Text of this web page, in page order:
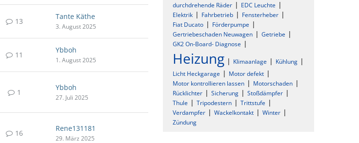
13
Tante Käthe
3. August 2025
11
Ybboh
1. August 2025
1
Ybboh
27. Juli 2025
16
Rene131181
29. März 2025
durchdrehende Räder
EDC Leuchte
Elektrik
Fahrbetrieb
Fensterheber
Fiat Ducato
Förderpumpe
Gertriebeschaden Neuwagen
Getriebe
GK2 On-Board- Diagnose
Heizung Klimaanlage
Kühlung
Licht Heckgarage
Motor defekt
Motor kontrollieren lassen
Motorschaden
Rücklichter
Sicherung
Stoßdämpfer
Thule
Tripodestern
Trittstufe
Verdampfer
Wackelkontakt
Winter
Zündung